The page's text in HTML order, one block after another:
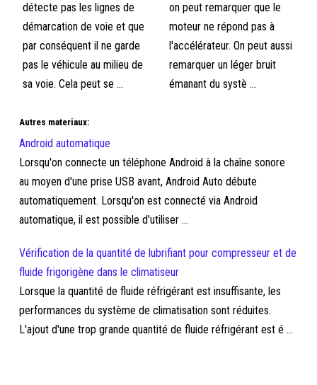
détecte pas les lignes de
démarcation de voie et que
par conséquent il ne garde
pas le véhicule au milieu de
sa voie. Cela peut se ...
on peut remarquer que le
moteur ne répond pas à
l'accélérateur. On peut aussi
remarquer un léger bruit
émanant du systè ...
Autres materiaux:
Android automatique
Lorsqu'on connecte un téléphone Android à la chaîne sonore
au moyen d'une prise USB avant, Android Auto débute
automatiquement. Lorsqu'on est connecté via Android
automatique, il est possible d'utiliser ...
Vérification de la quantité de lubrifiant pour compresseur et de
fluide frigorigène dans le climatiseur
Lorsque la quantité de fluide réfrigérant est insuffisante, les
performances du système de climatisation sont réduites.
L'ajout d'une trop grande quantité de fluide réfrigérant est é ...